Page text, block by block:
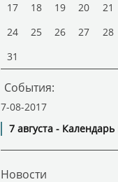
17
18 19 20 21
24
25 26 27 28
31
События:
7-08-2017
7 августа -
Новости